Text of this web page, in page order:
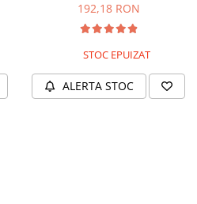
192,18 RON
STOC EPUIZAT
ALERTA STOC